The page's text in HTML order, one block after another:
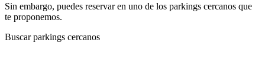
Sin embargo, puedes reservar en uno de los parkings cercanos que
te proponemos.
Buscar parkings cercanos